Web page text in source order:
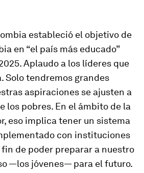
estableció el objetivo de
en “el país más educado”
Aplaudo a los líderes que
Solo tendremos grandes
aspiraciones se ajusten a
los pobres. En el ámbito de la
eso implica tener un sistema
con instituciones
de poder preparar a nuestro
—los jóvenes— para el futuro.